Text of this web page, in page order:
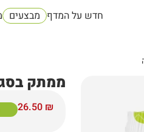
חדש על המדף מבצעים
ממתק
26.50 ₪